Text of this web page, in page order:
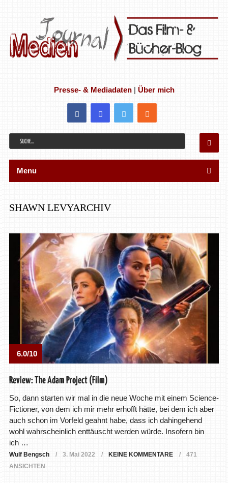
Presse- & Mediadaten| Über mich
Menu
SHAWN LEVYARCHIV
6.0/10
Review: The Adam Project (Film)
So, dann starten wir mal in die neue Woche mit einem Science-
Fictioner, von dem ich mir mehr erhofft hätte, bei dem ich aber
auch schon im Vorfeld geahnt habe, dass ich dahingehend
wohl wahrscheinlich enttäuscht werden würde. Insofern bin
ich …
Wulf Bengsch 3. Mai 2022 KEINE KOMMENTARE
471
ANSICHTEN